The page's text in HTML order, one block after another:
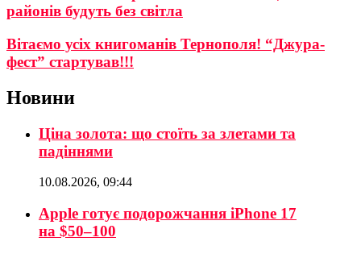
районів будуть без світла
Вітаємо усіх книгоманів Тернополя! “Джура-
фест” стартував!!!
Новини
Ціна золота: що стоїть за злетами та
падіннями
10.08.2026, 09:44
Apple готує подорожчання iPhone 17
на $50–100